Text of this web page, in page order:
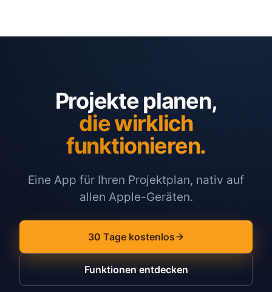
Projekte planen,
die wirklich
funktionieren.
Eine App für Ihren Projektplan, nativ auf
allen Apple-Geräten.
30 Tage kostenlos
Funktionen entdecken